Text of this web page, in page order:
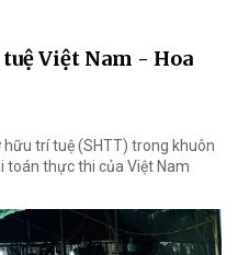
Việt Nam - Hoa
hữu trí tuệ (SHTT) trong khuôn
toán thực thi của Việt Nam